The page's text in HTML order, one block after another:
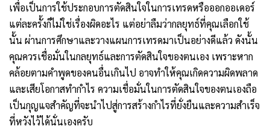
เพื่อเป็นการใช้ประกอบการตัดสินใจในการเทรดหรือออกออเดอร์
แต่ละครั้งก็ไม่ใช่เรื่องผิดอะไร แต่อย่าลืมว่ากลยุทธ์ที่คุณเลือกใช้
นั้น ผ่านการศึกษาและวางแผนการเทรดมาเป็นอย่างดีแล้ว ดังนั้น
คุณควรเชื่อมั่นในกลยุทธ์และการตัดสินใจของตนเอง เพราะหาก
คล้อยตามคำพูดของคนอื่นเกินไป อาจทำให้คุณเกิดความผิดพลาด
และเสียโอกาสทำกำไร ความเชื่อมั่นในการตัดสินใจของตนเองถือ
เป็นกุญแจสำคัญที่จะนำไปสู่การสร้างกำไรที่ยั่งยืนและความสำเร็จ
ที่หวังไว้ได้นั่นเองครับ